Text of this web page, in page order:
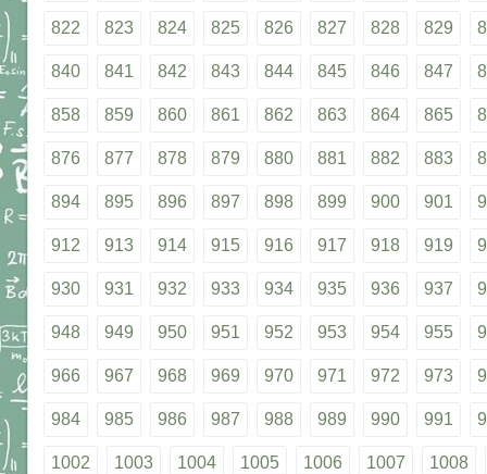
822 823 824 825 826 827 828 829
840 841 842 843 844 845 846 847
858 859 860 861 862 863 864 865
876 877 878 879 880 881 882 883
894 895 896 897 898 899 900 901
912 913 914 915 916 917 918 919
930 931 932 933 934 935 936 937
948 949 950 951 952 953 954 955
966 967 968 969 970 971 972 973
984 985 986 987 988 989 990 991
1002 1003 1004 1005 1006 1007 1008